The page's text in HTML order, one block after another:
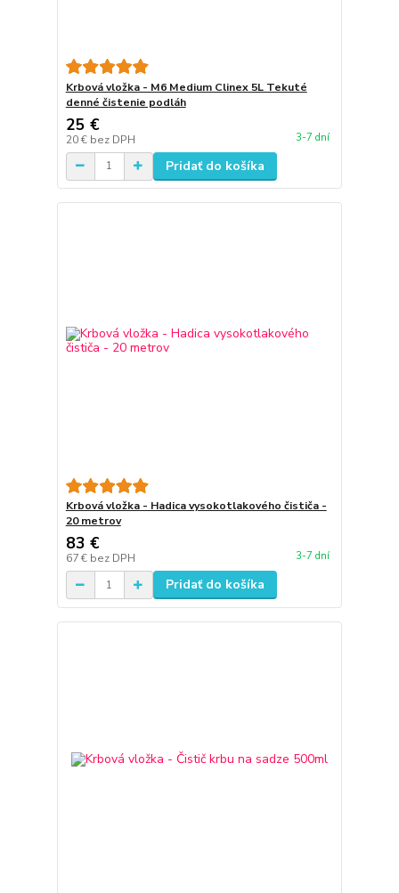
Krbová vložka - M6 Medium Clinex 5L Tekuté
denné čistenie podláh
25 €
20 € bez DPH 3-7 dní
Pridať do košíka
Krbová vložka - Hadica vysokotlakového čističa -
20 metrov
83 €
67 € bez DPH 3-7 dní
Pridať do košíka